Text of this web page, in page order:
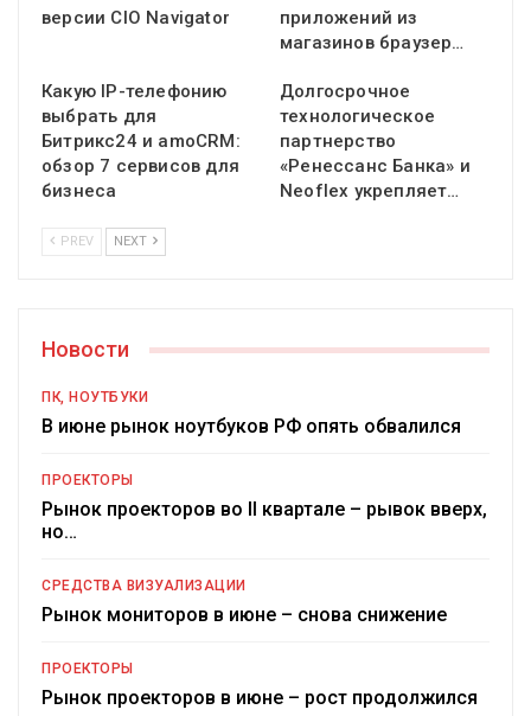
версии CIO Navigator
приложений из
магазинов браузер…
Какую IP-телефонию
выбрать для
Битрикс24 и amoCRM:
обзор 7 сервисов для
бизнеса
Долгосрочное
технологическое
партнерство
«Ренессанс Банка» и
Neoflex укрепляет…
PREV NEXT
Новости
ПК, НОУТБУКИ
В июне рынок ноутбуков РФ опять обвалился
ПРОЕКТОРЫ
Рынок проекторов во II квартале – рывок вверх,
но…
СРЕДСТВА ВИЗУАЛИЗАЦИИ
Рынок мониторов в июне – снова снижение
ПРОЕКТОРЫ
Рынок проекторов в июне – рост продолжился